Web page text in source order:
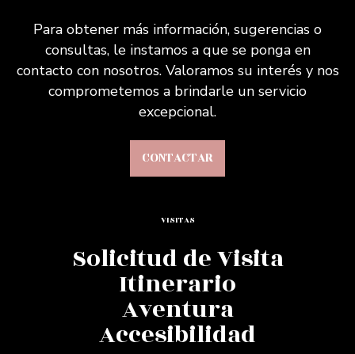
Para obtener más información, sugerencias o
consultas, le instamos a que se ponga en
contacto con nosotros. Valoramos su interés y nos
comprometemos a brindarle un servicio
excepcional.
CONTACTAR
VISITAS
Solicitud de Visita
Itinerario
Aventura
Accesibilidad